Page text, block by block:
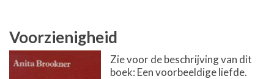
Voorzienigheid
Zie voor de beschrijving van dit
boek: Een voorbeeldige liefde.